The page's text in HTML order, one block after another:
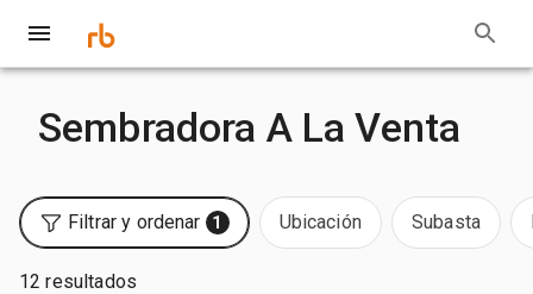
Sembradora A La Venta
Filtrar y ordenar 1 Ubicación Subasta
12 resultados